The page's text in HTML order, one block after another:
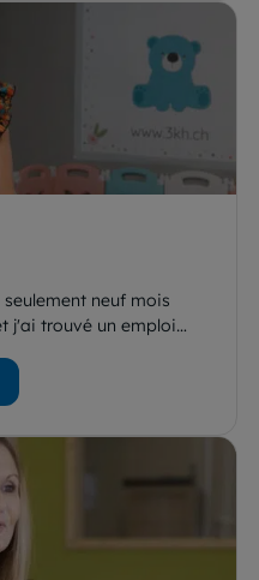
neuf mois
j'ai trouvé un emploi…